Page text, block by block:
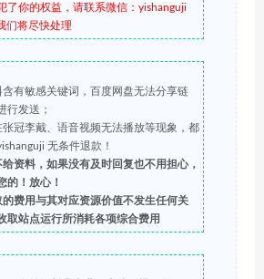
了你的权益，请联系微信：yishanguji
们将尽快处理
含有敏感关键词，百度网盘无法分享链
行发送；
张冠李戴、语音视频无法播放等现象，都
无条件退款！
资料，如果没有及时回复也不用担心，
的！放心！
的费用与其对应资源价值不发生任何关
取站点运行所消耗各项综合费用